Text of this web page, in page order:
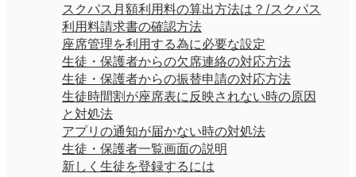
スクパス月額利用料の算出方法は？/スクパス
利用料請求書の確認方法
アプリの通知が届かない時の対処法
座席管理を利用する為に必要な設定
生徒・保護者からの欠席連絡の対応方法
生徒・保護者からの振替申請の対応方法
生徒・保護者一覧画面の説明
生徒時間割が座席表に反映されない時の原因
と対処法
新しく生徒を登録するには